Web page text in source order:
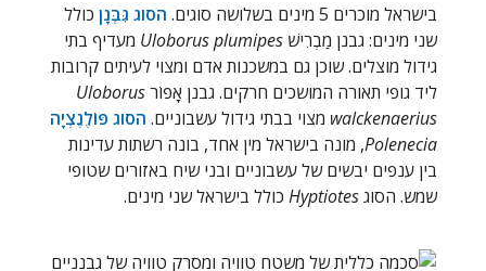
בישראל מוכרים 5 מינים בשלושה סוגים.
הסוג גִּבְּנָן כולל
שני מינים: גבנן מַבְרִישׁ Uloborus plumipes מעדיף בתי
גידול מוצלים. שוכן גם במשכנות אדם ומצוי לעיתים קרובות
ליד גופי תאורה המושכים חרקים. גבנן אָפוֹרUloborus
walckenaerius מצוי בבתי גידול עשבוניים. הסוג פּוֹלֶנֶצְיָה
Polenecia, מונה בישראל מין אחד, בונה רשתות עדינות
בין ענפים יבשים של עשבוניים ובני שיח באזורים שטופי
שמש. הסוגHyptiotes כולל בישראל שני מינים.